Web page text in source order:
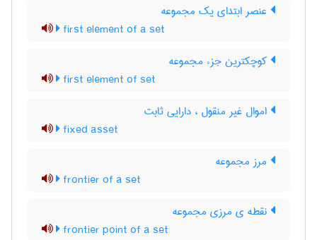
عنصر ابتدای یک مجموعه
first element of a set
کوچکترین جزء مجموعه
first element of set
اموال غیر منقول ، دارایی ثابت
fixed asset
مرز مجموعه
frontier of a set
نقطه ی مرزی مجموعه
frontier point of a set